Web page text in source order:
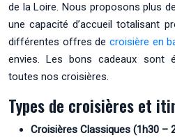
de la Loire. Nous proposons plus
une capacité d’accueil totalisant
différentes offres de croisière en
envies. Les bons cadeaux sont
toutes nos croisières.
Types de croisières et
Croisières Classiques (1h30 –